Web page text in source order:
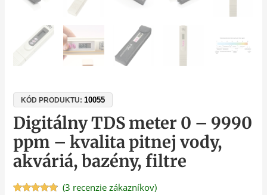
KÓD PRODUKTU:10055
Digitálny TDS meter 0 – 9990
ppm – kvalita pitnej vody,
akváriá, bazény, filtre
(3 recenzie zákazníkov)